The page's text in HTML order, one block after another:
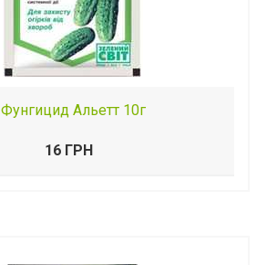
Фунгицид Альетт 10г
16 ГРН